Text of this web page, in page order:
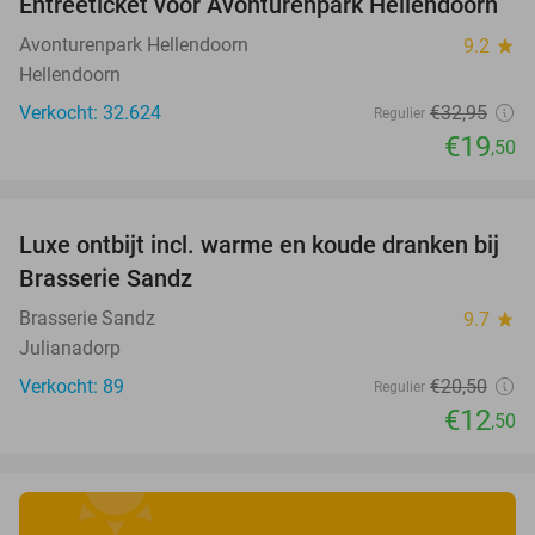
41%
Avonturenpark Hellendoorn 9.2 star
Hellendoorn
Verkocht: 32.624
Regulier €32,95
€19,50
39%
Luxe ontbijt incl. warme en koude dranken bij
Brasserie Sandz
Brasserie Sandz 9.7 star
Julianadorp
Verkocht: 89
Regulier €20,50
€12,50